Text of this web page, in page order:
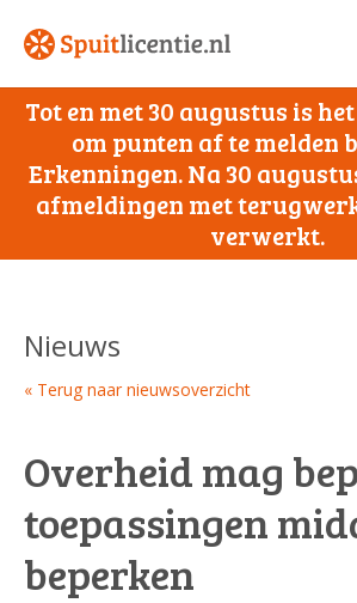
Tot en met 30 augustus is
om punten af te melden
Erkenningen. Na 30
afmeldingen met
verwerkt.
Nieuws
« Terug naar nieuwsoverzicht
Overheid mag
toepassingen
beperken